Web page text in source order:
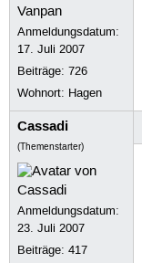
Anmeldungsdatum:
17. Juli 2007
Beiträge:726
Wohnort: Hagen
Cassadi
(Themenstarter)
Anmeldungsdatum:
23. Juli 2007
Beiträge:417